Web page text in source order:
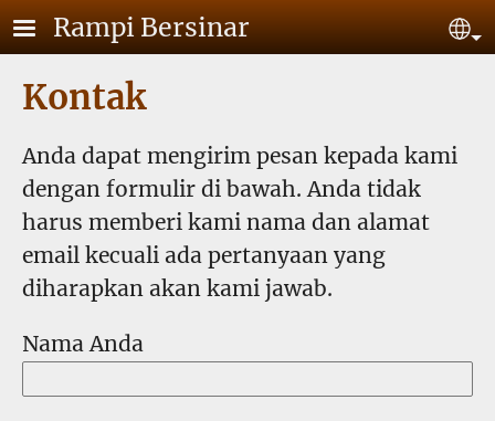
Lompat ke isi utama
Rampi Bersinar
Kontak
Anda dapat mengirim pesan kepada kami
dengan formulir di bawah. Anda tidak
harus memberi kami nama dan alamat
email kecuali ada pertanyaan yang
diharapkan akan kami jawab.
Nama Anda